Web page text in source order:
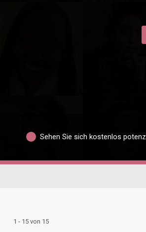
Sehen Sie sich kostenlos
1 - 15 von 15